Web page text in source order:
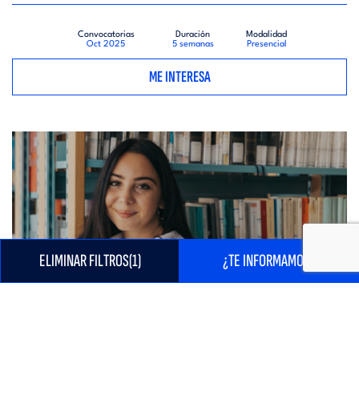
Convocatorias
Oct 2025
Duración
5 semanas
Modalidad
Presencial
ME INTERESA
ELIMINAR FILTROS1 ¿TE INFORMAMOS?